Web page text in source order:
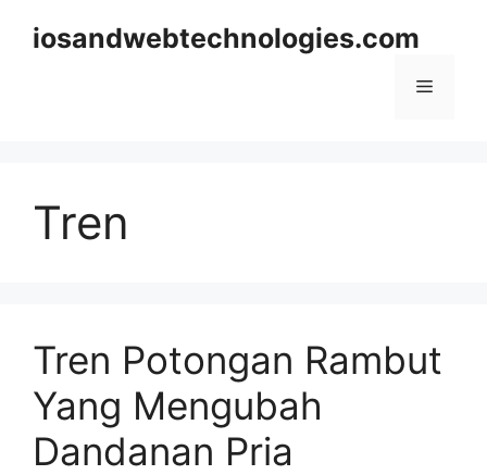
iosandwebtechnologies.com
Menu
Tren
Tren Potongan Rambut
Yang Mengubah
Dandanan Pria